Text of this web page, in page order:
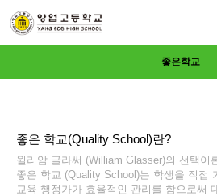
좋은학교
좋은 학교(Quality School)란?
윌리암 글라써 (William Glasser)의 선택이
좋은 학교 (Quality School)는 학생을 직접
교육 행정가가 효율적인 관리를 함으로써